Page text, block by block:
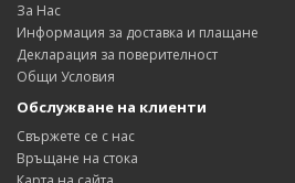
За Нас
Информация за доставка и плащане
Декларация за поверителност
Общи Условия
Обслужване на клиенти
Свържете се с нас
Връщане на стока